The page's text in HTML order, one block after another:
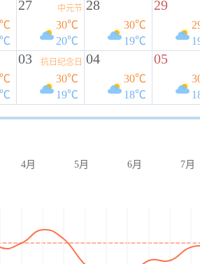
27 中元节
30℃
20℃
28
30℃
19℃
29
03 抗日纪念日
30℃
19℃
04
30℃
18℃
05
4月 5月 6月 7月